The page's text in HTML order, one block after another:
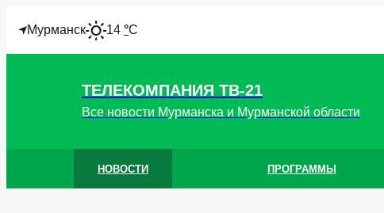
МурманскI14 °C
ТЕЛЕКОМПАНИЯ ТВ-21
Все новости Мурманска и Мурманской области
НОВОСТИ ПРОГРАММЫ